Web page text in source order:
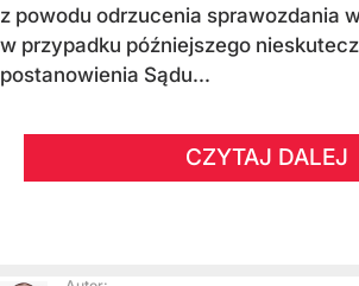
z powodu odrzucenia sprawozdania
w przypadku późniejszego
postanowienia Sądu...
CZYTAJ DALEJ